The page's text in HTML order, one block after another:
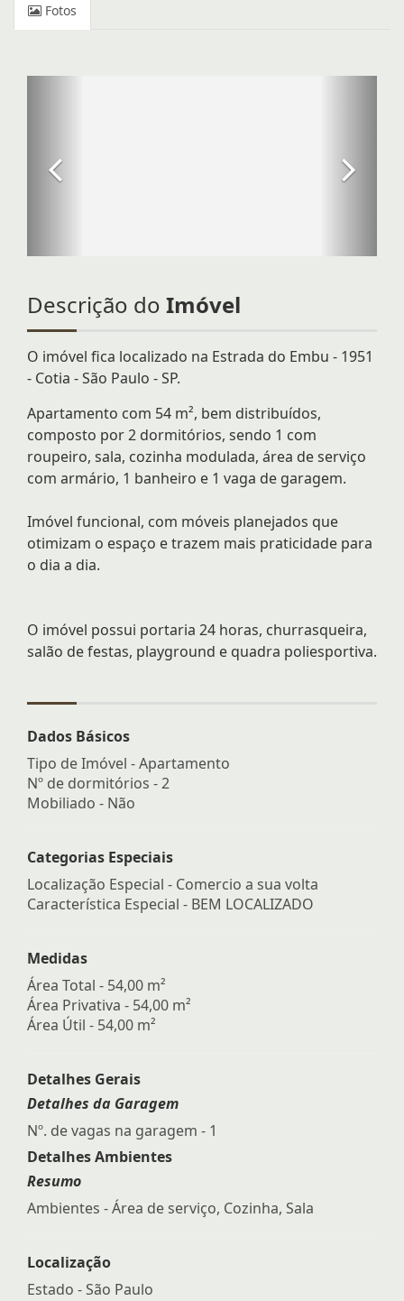
Fotos
Descrição do Imóvel
O imóvel fica localizado na Estrada do Embu - 1951
- Cotia - São Paulo - SP.
Apartamento com 54 m², bem distribuídos,
composto por 2 dormitórios, sendo 1 com
roupeiro, sala, cozinha modulada, área de serviço
com armário, 1 banheiro e 1 vaga de garagem.
Imóvel funcional, com móveis planejados que
otimizam o espaço e trazem mais praticidade para
o dia a dia.
O imóvel possui portaria 24 horas, churrasqueira,
salão de festas, playground e quadra poliesportiva.
Dados Básicos
Tipo de Imóvel - Apartamento
Nº de dormitórios - 2
Mobiliado - Não
Categorias Especiais
Localização Especial - Comercio a sua volta
Característica Especial - BEM LOCALIZADO
Medidas
Área Total - 54,00 m²
Área Privativa - 54,00 m²
Área Útil - 54,00 m²
Detalhes Gerais
Detalhes da Garagem
Nº. de vagas na garagem - 1
Detalhes Ambientes
Resumo
Ambientes - Área de serviço, Cozinha, Sala
Localização
Estado -São Paulo